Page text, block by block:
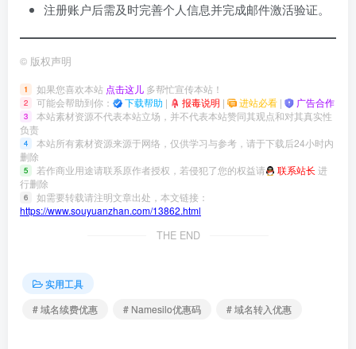
注册账户后需及时完善个人信息并完成邮件激活验证。
© 版权声明
1 如果您喜欢本站 点击这儿 多帮忙宣传本站！
2 可能会帮助到你： 下载帮助 | 报毒说明 | 进站必看 | 广告合作
3
本站素材资源不代表本站立场，并不代表本站赞同其观点和对其真实性
负责
4
本站所有素材资源来源于网络，仅供学习与参考，请于下载后24小时内
删除
5 若作商业用途请联系原作者授权，若侵犯了您的权益请 联系站长 进
行删除
6
如需要转载请注明文章出处，本文链接：
https://www.souyuanzhan.com/13862.html
THE END
实用工具
# 域名续费优惠
# Namesilo优惠码 # 域名转入优惠